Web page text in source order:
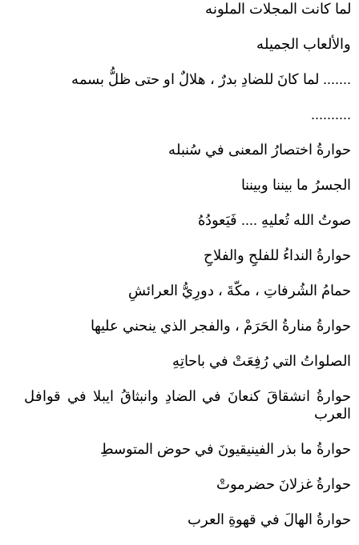
لما كانت المجلات الملونه
والألعاب الجميله
....... لما كانَ للضادِ بدرٌ ، هلالٌ او حتى ظلُّ بسمه
..........
حوارةُ اختصارُ المعنى في سُنبله
الجسرُ ما بيننا وبيننا
صوتُ الله تُعليهِ .... فَيَعودُهُ
حوارةُ النداءُ للفلحِِ والفلاحِِ
حمامُ الشُرفاتِ ، مكّةَ ، دورِيُّ العرائشِ
حوارةُ منارةُ الحَرَمْ ، والفجر الذي ينحني عليها
الصلواتُ التي رُفِعَتْ في باحاتِهِ
حوارةُ انشقاقَ كنعانَ في الضادِ وانبثاقُ ايبلا في قوافل
العرب
حوارةُ ما بذر الفينيقيونَ في حوض المتوسطِ
حوارةُ غزلانَ حضرموتْ
حوارةُ الهالَ في قهوةِ العرب